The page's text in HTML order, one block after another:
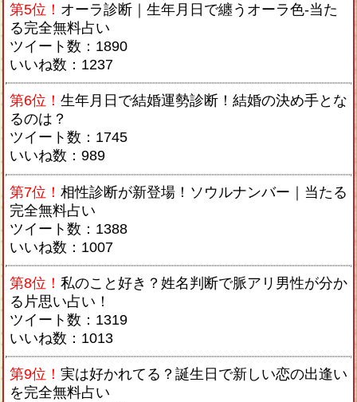
第5位！ オーラ診断｜生年月日で纏うオーラ色-当た
る完全無料占い
ツイート数：1890
いいね数：1237
第6位！ 生年月日で結婚運勢診断！結婚の決め手とな
るのは？
ツイート数：1745
いいね数：989
第7位！ 相性診断が新登場！ソウルナンバー｜当たる
完全無料占い
ツイート数：1388
いいね数：1007
第8位！ 私のこと好き？姓名判断で脈アリ男性が分か
る片思い占い！
ツイート数：1319
いいね数：1013
第9位！ 実は好かれてる？誕生日で新しい恋の出逢い
を完全無料占い